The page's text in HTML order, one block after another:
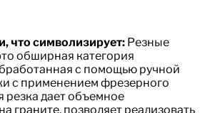
что символизирует: Резные
обширная категория
с помощью ручной
с применением фрезерного
резка дает объемное
граните, позволяет реализовать